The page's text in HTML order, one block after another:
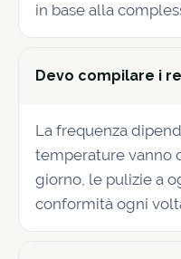
in base alla
Devo compilare i
La frequenza
temperature vanno
giorno, le pulizie a
conformità ogni